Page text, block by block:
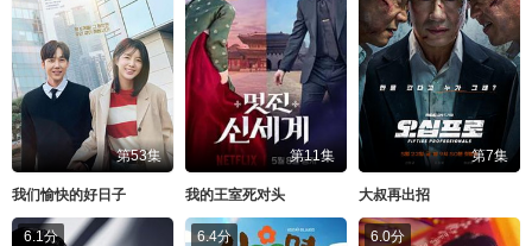
第53集
我们愉快的好日子
第11集
我的王室死对头
第7集
大叔再出招
6.1分 6.4分 6.0分